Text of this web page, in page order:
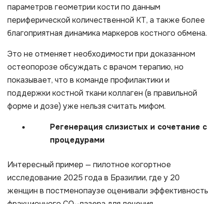
параметров геометрии кости по данным
периферической количественной КТ, а также более
благоприятная динамика маркеров костного обмена.
Это не отменяет необходимости при доказанном
остеопорозе обсуждать с врачом терапию, но
показывает, что в команде профилактики и
поддержки костной ткани коллаген (в правильной
форме и дозе) уже нельзя считать мифом.
Регенерация слизистых и сочетание с
процедурами
Интересный пример — пилотное когортное
исследование 2025 года в Бразилии, где у 20
женщин в постменопаузе оценивали эффективность